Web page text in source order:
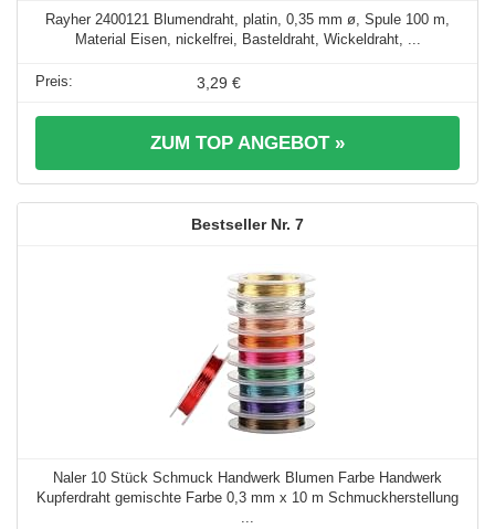
Rayher 2400121 Blumendraht, platin, 0,35 mm ø, Spule 100 m,
Material Eisen, nickelfrei, Basteldraht, Wickeldraht, ...
3,29 €
ZUM TOP ANGEBOT »
7
Naler 10 Stück Schmuck Handwerk Blumen Farbe Handwerk
Kupferdraht gemischte Farbe 0,3 mm x 10 m Schmuckherstellung